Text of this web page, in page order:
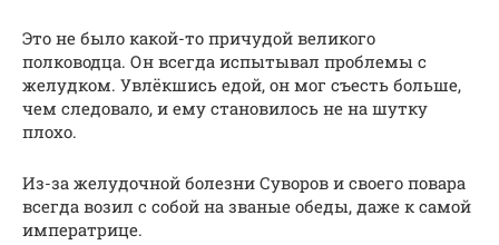
Это не было какой-то причудой великого
полководца. Он всегда испытывал проблемы с
желудком. Увлёкшись едой, он мог съесть больше,
чем следовало, и ему становилось не на шутку
плохо.
Из-за желудочной болезни Суворов и своего повара
всегда возил с собой на званые обеды, даже к самой
императрице.